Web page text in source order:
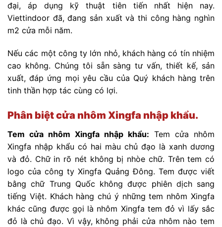
đại, áp dụng kỹ thuật tiên tiến nhất hiện nay.
Viettindoor đã, đang sản xuất và thi công hàng nghìn
m2 cửa mỗi năm.
Nếu các một công ty lớn nhỏ, khách hàng có tín nhiệm
cao không. Chúng tôi sẵn sàng tư vấn, thiết kế, sản
xuất, đáp ứng mọi yêu cầu của Quý khách hàng trên
tinh thần hợp tác cùng có lợi.
Phân biệt cửa nhôm Xingfa nhập khẩu.
Tem cửa nhôm Xingfa nhập khẩu: Tem cửa nhôm
Xingfa nhập khẩu có hai màu chủ đạo là xanh dương
và đỏ. Chữ in rõ nét không bị nhòe chữ. Trên tem có
logo của công ty Xingfa Quảng Đông. Tem được viết
bằng chữ Trung Quốc không được phiên dịch sang
tiếng Việt. Khách hàng chú ý những tem nhôm Xingfa
khác cũng được gọi là nhôm Xingfa tem đỏ vì lấy sắc
đỏ là chủ đạo. Vì vậy, không phải cửa nhôm nào tem